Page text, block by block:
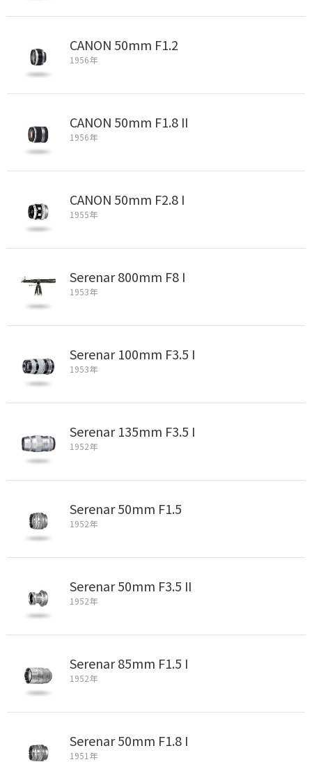
CANON 50mm F1.2
1956年
CANON 50mm F1.8 II
1956年
CANON 50mm F2.8 I
1955年
Serenar 800mm F8 I
1953年
Serenar 100mm F3.5 I
1953年
Serenar 135mm F3.5 I
1952年
Serenar 50mm F1.5
1952年
Serenar 50mm F3.5 II
1952年
Serenar 85mm F1.5 I
1952年
Serenar 50mm F1.8 I
1951年